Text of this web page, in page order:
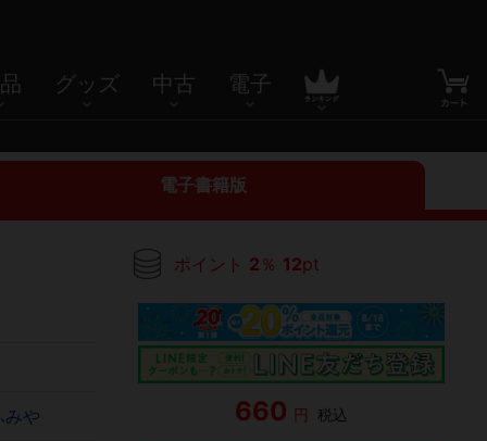
グッズ 中古 電子
電子書籍版
みや
ポイント 2 ％ 12pt
660 円 税込